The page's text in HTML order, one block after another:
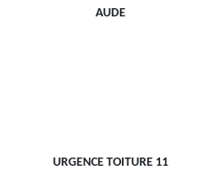
AUDE
URGENCE TOITURE 11